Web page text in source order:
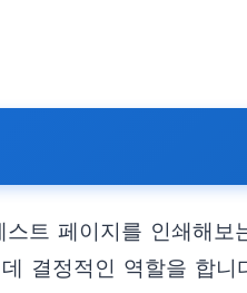
트 페이지를 인쇄해보
결정적인 역할을 합니